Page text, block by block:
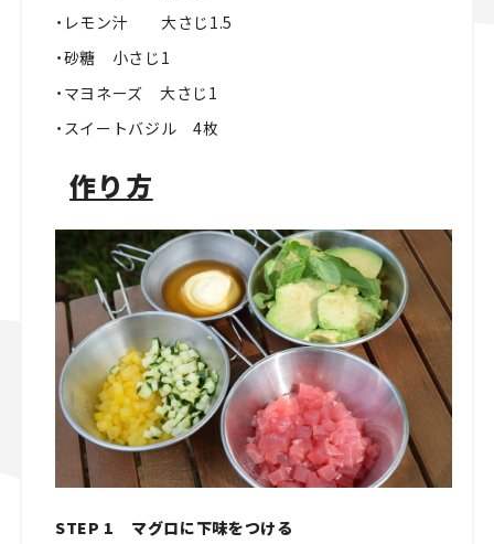
・レモン汁 大さじ1.5
・砂糖 小さじ1
・マヨネーズ 大さじ1
・スイートバジル 4枚
作り方
STEP 1 マグロに下味をつける